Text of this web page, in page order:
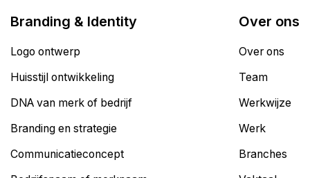
Branding & Identity
Logo ontwerp
Huisstijl ontwikkeling
DNA van merk of bedrijf
Branding en strategie
Communicatieconcept
Over ons
Over ons
Team
Werkwijze
Werk
Branches